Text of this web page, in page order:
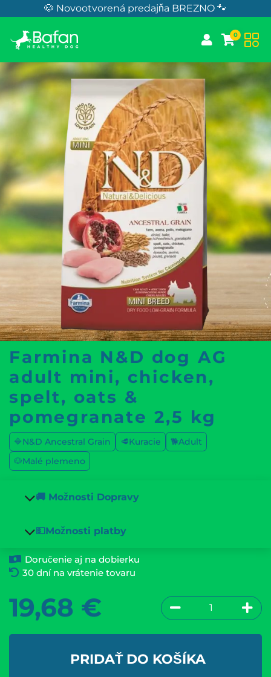
Skip to Content🐶 Novootvorená predajňa BREZNO 🐾
0
Farmina N&D dog AG
adult mini, chicken,
spelt, oats &
pomegranate 2,5 kg
🔷N&D Ancestral Grain 🥩Kuracie
🐕Adult
🐶Malé plemeno
🚚 Možnosti Dopravy
💵Možnosti platby
Doručenie aj na dobierku
30 dní na vrátenie tovaru
19,68 €
PRIDAŤ DO KOŠÍKA